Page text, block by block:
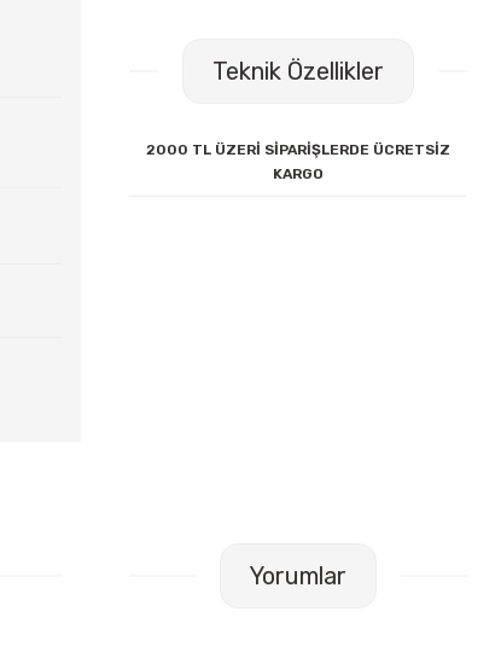
Teknik Özellikler
2000 TL ÜZERİ SİPARİŞLERDE ÜCRETSİZ
KARGO
Yorumlar